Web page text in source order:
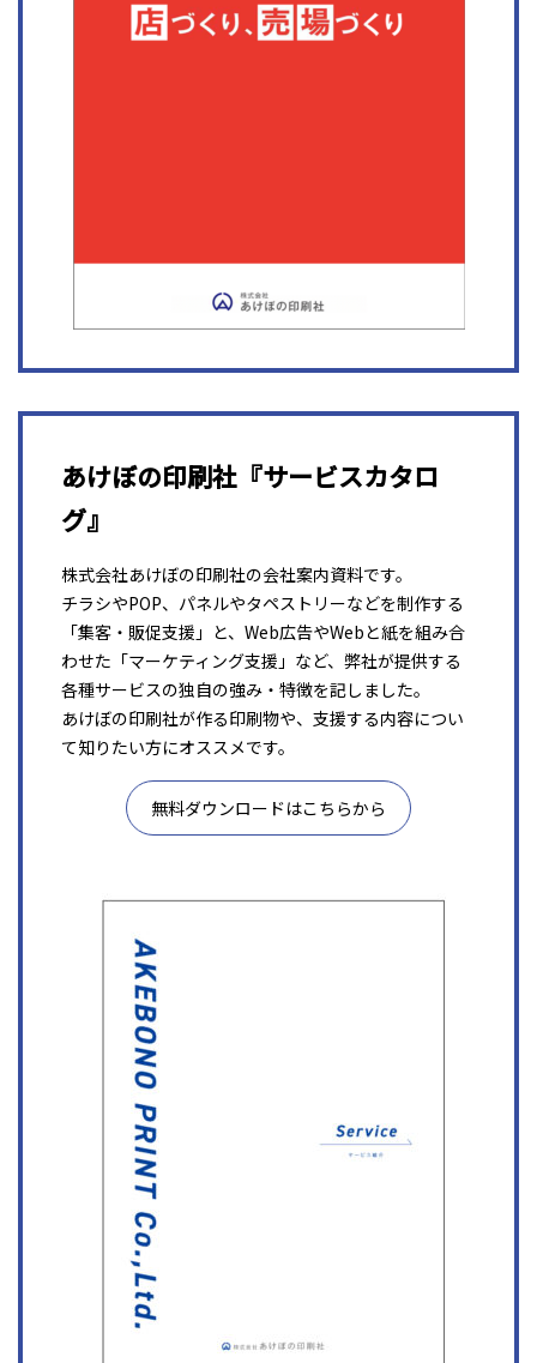
あけぼの印刷社『サービスカタロ
グ』
株式会社あけぼの印刷社の会社案内資料です。
チラシやPOP、パネルやタペストリーなどを制作する
「集客・販促支援」と、Web広告やWebと紙を組み合
わせた「マーケティング支援」など、弊社が提供する
各種サービスの独自の強み・特徴を記しました。
あけぼの印刷社が作る印刷物や、支援する内容につい
て知りたい方にオススメです。
無料ダウンロードはこちらから